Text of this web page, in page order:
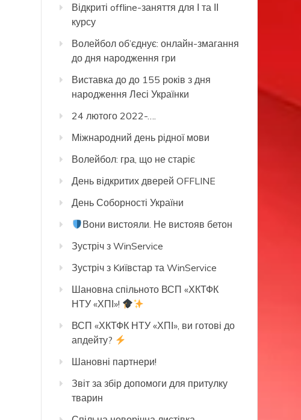
Відкриті offline-заняття для І та ІІ
курсу
Волейбол об’єднує: онлайн-змагання
до дня народження гри
Виставка до до 155 років з дня
народження Лесі Українки
24 лютого 2022-….
Міжнародний день рідної мови
Волейбол: гра, що не старіє
День відкритих дверей OFFLINE
День Соборності України
Вони вистояли. Не вистояв бетон
Зустріч з WinService
Зустріч з Kиївстар та WinService
Шановна спільното ВСП «ХКТФК
НТУ «ХПІ»!
ВСП «ХКТФК НТУ «ХПІ», ви готові до
апдейту?
Шановні партнери!
Звіт за збір допомоги для притулку
тварин